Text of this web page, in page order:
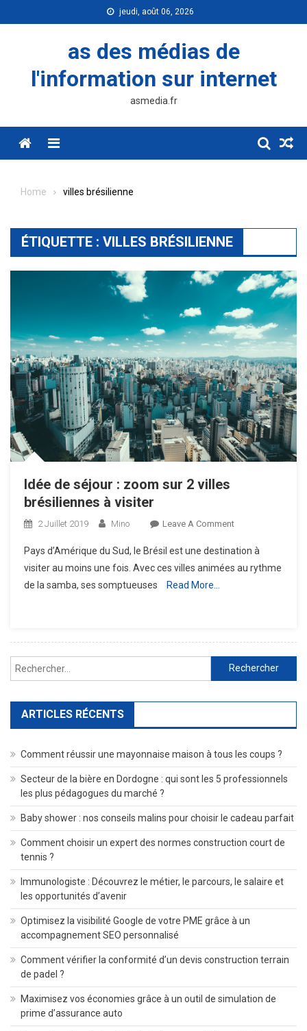
to
jeudi, août 06, 2026
as des médias de
l'information sur internet
asmedia.fr
Menu
Home villes brésilienne
ÉTIQUETTE : VILLES BRÉSILIENNE
Idée de séjour : zoom sur 2 villes
brésiliennes à visiter
2 Juillet 2019 Mino Leave A CommentOn
De
Séjour :
À
Visiter
Pays d’Amérique du Sud, le Brésil est une destination à
visiter au moins une fois. Avec ces villes animées au rythme
de la samba, ses somptueuses
Read More…
Rechercher :
ARTICLES RÉCENTS
Comment réussir une mayonnaise maison à tous les coups ?
Secteur de la bière en Dordogne : qui sont les 5 professionnels
les plus pédagogues du marché ?
Baby shower : nos conseils malins pour choisir le cadeau parfait
Comment choisir un expert des normes construction court de
tennis ?
Immunologiste : Découvrez le métier, le parcours, le salaire et
les opportunités d’avenir
Optimisez la visibilité Google de votre PME grâce à un
accompagnement SEO personnalisé
Comment vérifier la conformité d’un devis construction terrain
de padel ?
Maximisez vos économies grâce à un outil de simulation de
prime d’assurance auto